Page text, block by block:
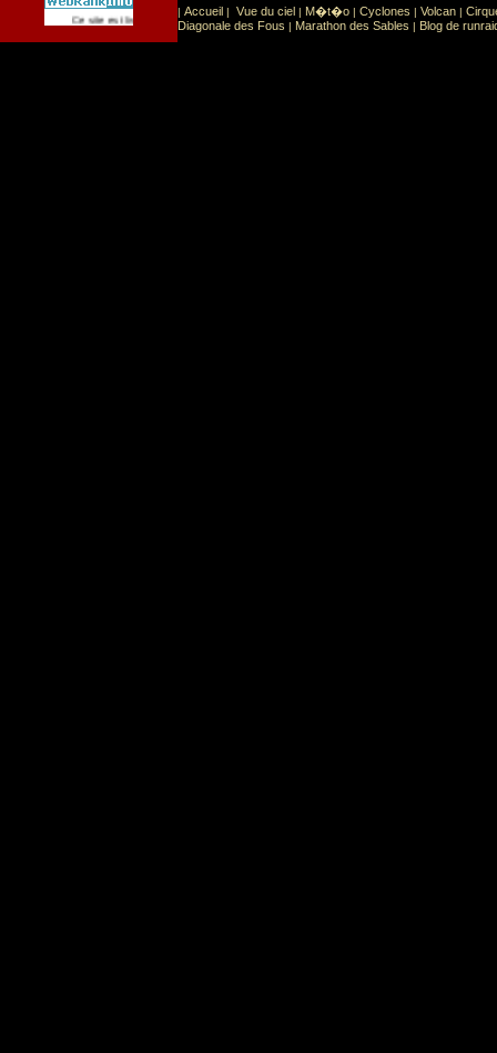
Ce site est list� dans la cat�gorie Sport: Sports extr�mes
| Accueil | Vue du ciel | M�t�o | Cyclones | Volcan |
Diagonale des Fous | Marathon des Sables | Blog de